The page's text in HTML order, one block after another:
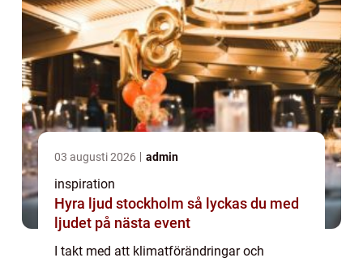
03 augusti 2026 admin
inspiration
Hyra ljud stockholm så lyckas du med
ljudet på nästa event
I takt med att klimatförändringar och